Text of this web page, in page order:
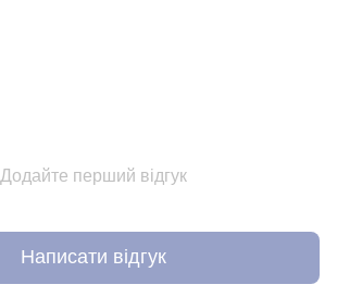
Додайте перший відгук
Написати відгук